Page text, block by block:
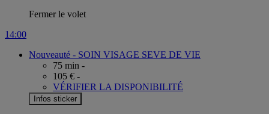
Fermer le volet
14:00
Nouveauté - SOIN VISAGE SEVE DE VIE
75 min -
105 € -
VÉRIFIER LA DISPONIBILITÉ
Infos sticker